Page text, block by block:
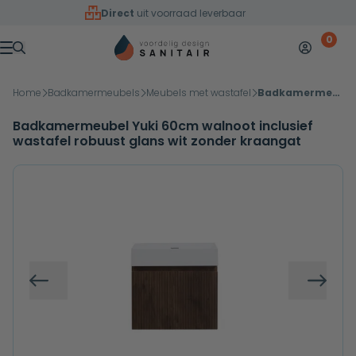
Overslaan naar inhoud
Direct uit voorraad leverbaar
Menu
Mijn 0
Home Badkamermeubels Meubels met wastafel Badkamermeubel Yuki 60cm walnoot inclusief wastafel robuust glans wit zonder kraangat
Badkamermeubel Yuki 60cm walnoot inclusief
wastafel robuust glans wit zonder kraangat
Vorige